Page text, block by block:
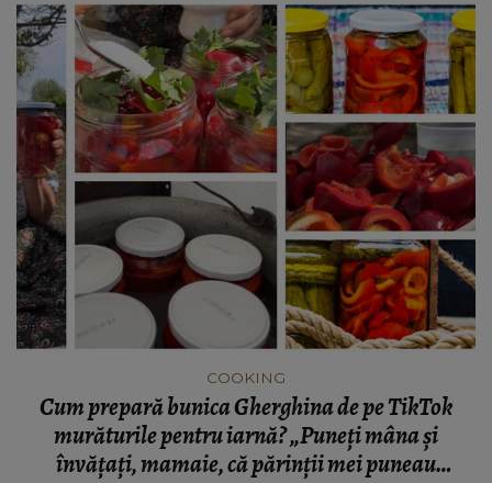
COOKING
Cum prepară bunica Gherghina de pe TikTok
murăturile pentru iarnă? „Puneți mâna și
învățați, mamaie, că părinții mei puneau